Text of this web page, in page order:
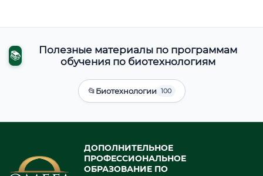
📚
Полезные материалы по программам
обучения по биотехнологиям
📂Биотехнологии 100
ДОПОЛНИТЕЛЬНОЕ
ПРОФЕССИОНАЛЬНОЕ
ОБРАЗОВАНИЕ ПО